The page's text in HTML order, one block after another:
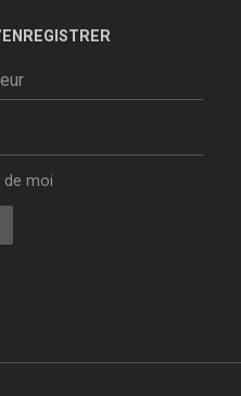
de moi